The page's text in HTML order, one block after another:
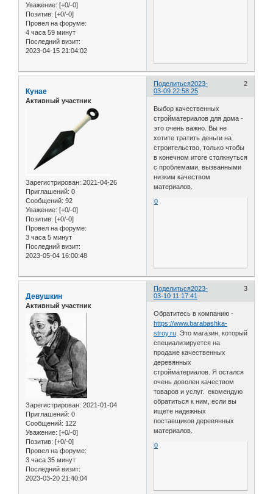
Уважение: [+0/-0]
Позитив: [+0/-0]
Провел на форуме:
4 часа 59 минут
Последний визит:
2023-04-15 21:04:02
Поделиться 2
2023-
03-09 22:58:25
Кунае
Активный участник
Зарегистрирован: 2021-04-26
Приглашений: 0
Сообщений: 92
Уважение: [+0/-0]
Позитив: [+0/-0]
Провел на форуме:
3 часа 5 минут
Последний визит:
2023-05-04 16:00:48
Выбор качественных
стройматериалов для дома -
это очень важно. Вы не
хотите тратить деньги на
строительство, только чтобы
в конечном итоге столкнуться
с проблемами, вызванными
низким качеством
материалов.
0
Поделиться 3
2023-
03-10 11:17:41
Девушкин
Активный участник
Зарегистрирован: 2021-01-04
Приглашений: 0
Сообщений: 122
Уважение: [+0/-0]
Позитив: [+0/-0]
Провел на форуме:
3 часа 35 минут
Последний визит:
2023-03-20 21:40:04
Обратитесь в компанию -
https://www.barabashka-
stroy.ru. Это магазин, который
специализируется на
продаже качественных
деревянных
стройматериалов. Я остался
очень доволен качеством
товаров и услуг. екомендую
обратиться к ним, если вы
ищете надежных
поставщиков деревянных
материалов.
0